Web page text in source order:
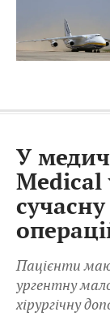
У
Medical
Пацієнти
ургентну
хірургічну